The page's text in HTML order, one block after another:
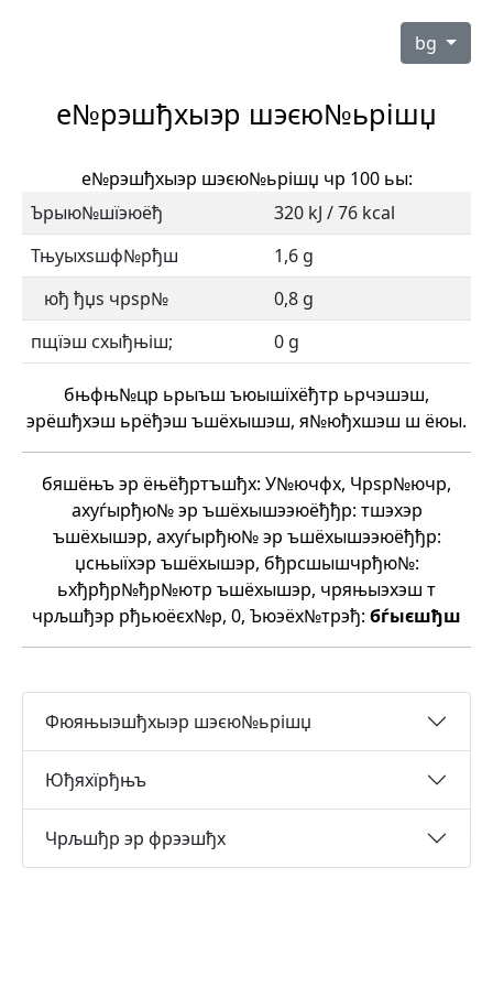
bg
е№рэшђхыэр шэєю№ьрішџ
е№рэшђхыэр шэєю№ьрішџ чр 100 ьы:
Ърыю№шїэюёђ
320 kJ / 76 kcal
Тњуыхѕшф№рђш
1,6 g
юђ ђџѕ чрѕр№
0,8 g
пщїэш схыђњіш;
0 g
бњфњ№цр ьрыъш ъюышїхёђтр ьрчэшэш,
эрёшђхэш ьрёђэш ъшёхышэш, я№юђхшэш ш ёюы.
бяшёњъ эр ёњёђртъшђх: У№ючфх, Чрѕр№ючр,
ахуѓырђю№ эр ъшёхышээюёђђр: тшэхэр
ъшёхышэр, ахуѓырђю№ эр ъшёхышээюёђђр:
џсњыїхэр ъшёхышэр, бђрсшышчрђю№:
ьхђрђр№ђр№ютр ъшёхышэр, чряњыэхэш т
чрљшђэр рђьюёєх№р, 0, Ъюэёх№трэђ: бѓыєшђш
Фюяњыэшђхыэр шэєю№ьрішџ
Юђяхїрђњъ
Чрљшђр эр фрээшђх